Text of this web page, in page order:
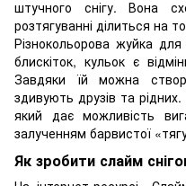
штучного снігу. Вона
розтягуванні ділиться на
Різнокольорова жуйка
блискіток, кульок є
Завдяки їй можна
здивують друзів та
який дає можливість
залученням барвистої
Як зробити слайм